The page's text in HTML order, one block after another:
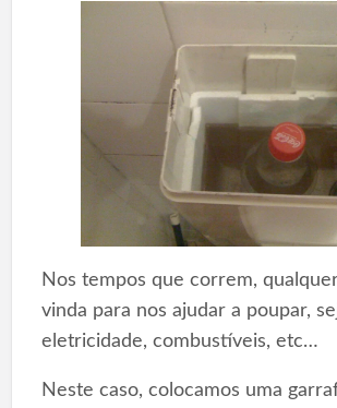
Nos tempos que correm,
vinda para nos ajudar a poupar,
eletricidade, combustíveis, etc…
Neste caso, colocamos uma